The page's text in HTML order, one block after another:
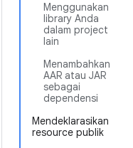
Menggunakan
library Anda
dalam project
lain
Menambahkan
AAR atau JAR
sebagai
dependensi
Mendeklarasikan
resource publik